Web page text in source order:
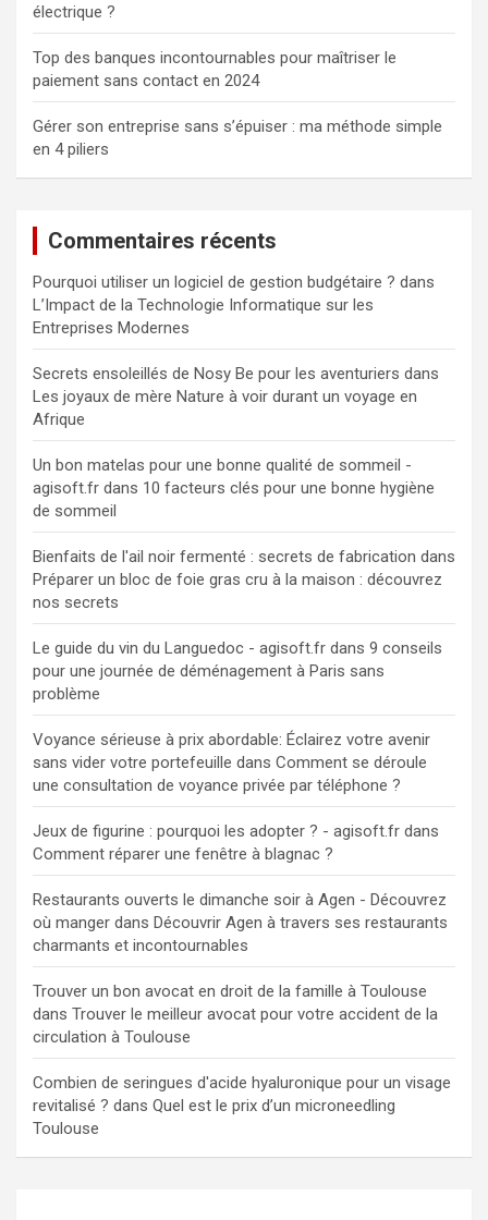
électrique ?
Top des banques incontournables pour maîtriser le
paiement sans contact en 2024
Gérer son entreprise sans s’épuiser : ma méthode simple
en 4 piliers
Commentaires récents
Pourquoi utiliser un logiciel de gestion budgétaire ? dans
L’Impact de la Technologie Informatique sur les
Entreprises Modernes
Secrets ensoleillés de Nosy Be pour les aventuriers dans
Les joyaux de mère Nature à voir durant un voyage en
Afrique
Un bon matelas pour une bonne qualité de sommeil -
agisoft.fr dans 10 facteurs clés pour une bonne hygiène
de sommeil
Bienfaits de l'ail noir fermenté : secrets de fabrication dans
Préparer un bloc de foie gras cru à la maison : découvrez
nos secrets
Le guide du vin du Languedoc - agisoft.fr dans 9 conseils
pour une journée de déménagement à Paris sans
problème
Voyance sérieuse à prix abordable: Éclairez votre avenir
sans vider votre portefeuille dans Comment se déroule
une consultation de voyance privée par téléphone ?
Jeux de figurine : pourquoi les adopter ? - agisoft.fr dans
Comment réparer une fenêtre à blagnac ?
Restaurants ouverts le dimanche soir à Agen - Découvrez
où manger dans Découvrir Agen à travers ses restaurants
charmants et incontournables
Trouver un bon avocat en droit de la famille à Toulouse
dans Trouver le meilleur avocat pour votre accident de la
circulation à Toulouse
Combien de seringues d'acide hyaluronique pour un visage
revitalisé ? dans Quel est le prix d’un microneedling
Toulouse